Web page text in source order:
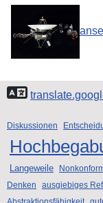
Diskussionen
Langeweile
Denken
ausgiebiges